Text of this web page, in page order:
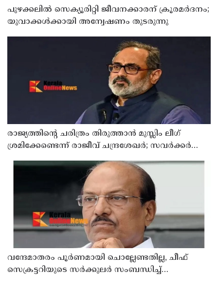
പുഴക്കലില്‍ സെക്യൂരിറ്റി ജീവനക്കാരന് ക്രൂരമര്‍ദനം;
യുവാക്കള്‍ക്കായി അന്വേഷണം തുടരുന്നു
രാജ്യത്തിന്റെ ചരിത്രം തിരുത്താന്‍ മുസ്ലിം ലീഗ്
ശ്രമിക്കേണ്ടെന്ന് രാജീവ് ചന്ദ്രശേഖര്‍; സവര്‍ക്കര്‍
വന്ദേമാതരം പൂര്‍ണമായി ചൊല്ലേണ്ടതില്ല, ചീഫ്
സെക്രട്ടറിയുടെ സര്‍ക്കുലര്‍ സംബന്ധിച്ച്